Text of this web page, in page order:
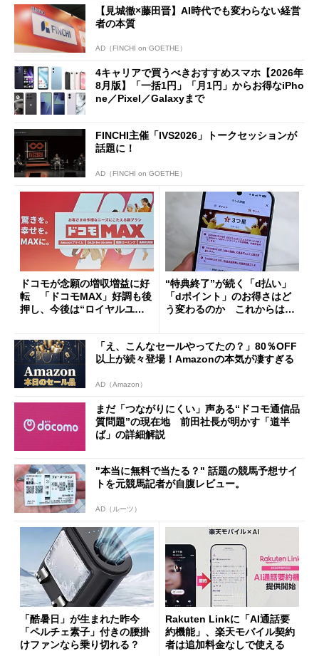
も
【見城徹×藤田晋】AI時代でも変わらない経営
者の本質
AD（FINCHI on GOETHE）
4キャリアで買うべきおすすめスマホ【2026年
8月版】「一括1円」「月1円」からお得なiPho
ne／Pixel／Galaxyまで
FINCHI主催「IVS2026」トークセッションが
話題に！
AD（FINCHI on GOETHE）
ドコモが念願の増収増益に好
転 「ドコモMAX」好調も後
押し、今後は“ロイヤルユー
“特典終了”が続く「d払い」
「dポイント」のお得さはど
う変わるのか これからは
「え、こんなセールやってたの？」80％OFF
以上が続々登場！Amazonの本気が凄すぎる
AD（Amazon）
まだ「つながりにくい」声ある“ドコモ通信品
質問題”の現在地 前田社長が明かす「道半
ば」の詳細解説
"本当に無料で当たる？" 話題の競馬予想サイ
トを元競馬記者が自腹レビュー。
AD（ルーツ）
「酷暑日」が生まれた昨今
「ペルチェ素子」付きの腰掛
けファンなら乗り切れる？
Rakuten Linkに「AI通話要
約機能」、楽天モバイル契約
者は追加料金なしで使える